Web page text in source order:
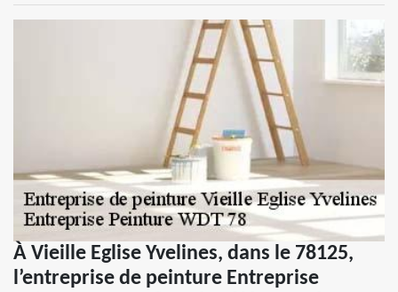
À Vieille Eglise Yvelines, dans le 78125,
l’entreprise de peinture Entreprise